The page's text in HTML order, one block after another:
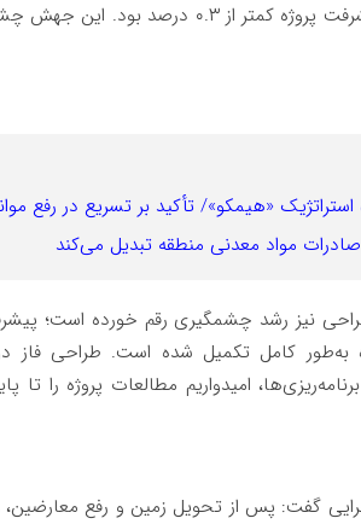
بوده است؛ چراکه سال گذشته میزان پیشرفت
استراتژیک «هیمکو»/ تأکید بر تسریع در رفع
صادرات مواد معدنی منطقه تبدیل می‌کند
به‌طور کامل تکمیل شده است. طراحی فاز
امیدواریم مطالعات پروژه را تا
گفت: پس از تحویل زمین و رفع